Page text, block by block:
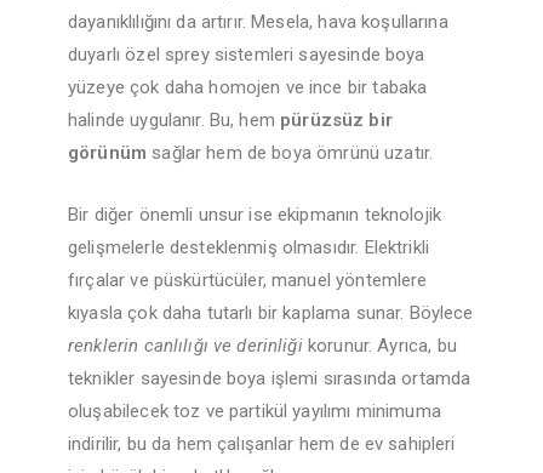
dayanıklılığını da artırır. Mesela, hava koşullarına
duyarlı özel sprey sistemleri sayesinde boya
yüzeye çok daha homojen ve ince bir tabaka
halinde uygulanır. Bu, hem pürüzsüz bir
görünüm sağlar hem de boya ömrünü uzatır.
Bir diğer önemli unsur ise ekipmanın teknolojik
gelişmelerle desteklenmiş olmasıdır. Elektrikli
fırçalar ve püskürtücüler, manuel yöntemlere
kıyasla çok daha tutarlı bir kaplama sunar. Böylece
renklerin canlılığı ve derinliğikorunur. Ayrıca, bu
teknikler sayesinde boya işlemi sırasında ortamda
oluşabilecek toz ve partikül yayılımı minimuma
indirilir, bu da hem çalışanlar hem de ev sahipleri